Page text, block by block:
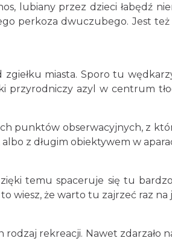
lubiany przez dzieci łabędź
perkoza dwuczubego. Jest
miasta. Sporo tu
przyrodniczy azyl w centrum
punktów obserwacyjnych, z
z długim obiektywem w
temu spaceruje się tu
wiesz, że warto tu zajrzeć raz na
rekreacji. Nawet zdarzało